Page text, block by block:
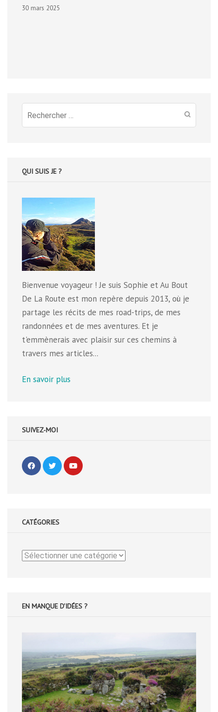
30 mars 2025
Recherche
pour
QUI SUIS JE ?
Bienvenue voyageur ! Je suis Sophie et Au Bout
De La Route est mon repère depuis 2013, où je
partage les récits de mes road-trips, de mes
randonnées et de mes aventures. Et je
t'emmènerais avec plaisir sur ces chemins à
travers mes articles...
En savoir plus
SUIVEZ-MOI
CATÉGORIES
Catégories
EN MANQUE D'IDÉES ?